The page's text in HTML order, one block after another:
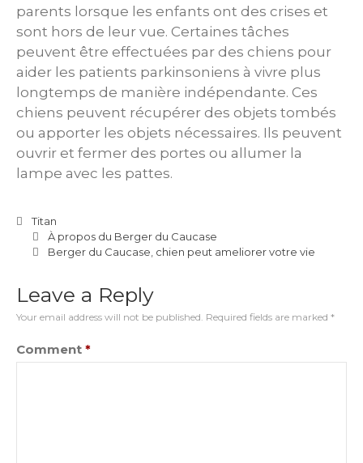
parents lorsque les enfants ont des crises et
sont hors de leur vue. Certaines tâches
peuvent être effectuées par des chiens pour
aider les patients parkinsoniens à vivre plus
longtemps de manière indépendante. Ces
chiens peuvent récupérer des objets tombés
ou apporter les objets nécessaires. Ils peuvent
ouvrir et fermer des portes ou allumer la
lampe avec les pattes.
Titan
À propos du Berger du Caucase
Berger du Caucase chien peut ameliorer votre vie
Leave a Reply
Your email address will not be published. Required fields are marked *
Comment *